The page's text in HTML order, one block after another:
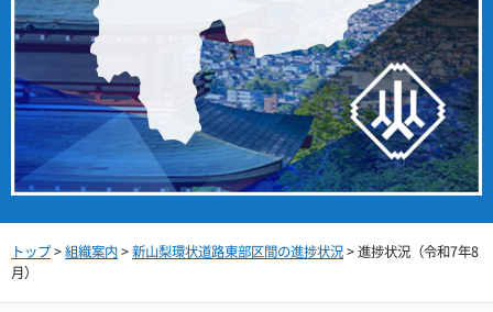
トップ>組織案内>新山梨環状道路東部区間の進捗状況> 進捗状況（令和7年8
月）